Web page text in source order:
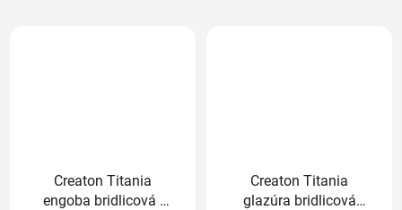
Creaton Titania
engoba bridlicová -
Creaton Titania
glazúra bridlicová